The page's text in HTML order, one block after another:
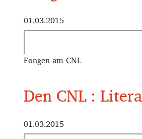
01.03.2015
Fongen am CNL
Den CNL :
01.03.2015